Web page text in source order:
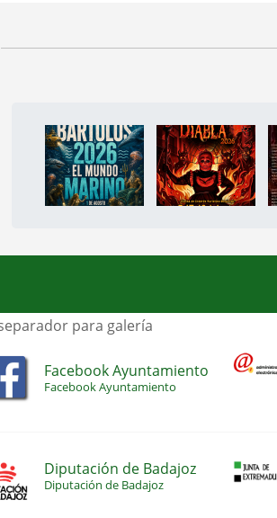
Facebook Ayuntamiento
Facebook Ayuntamiento
Diputación de Badajoz
Diputación de Badajoz